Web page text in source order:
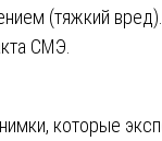
(тяжкий
СМЭ.
которые